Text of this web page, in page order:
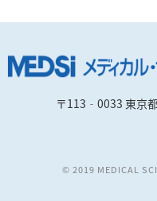
〒113‐0033 東京
© 2019 MEDICAL